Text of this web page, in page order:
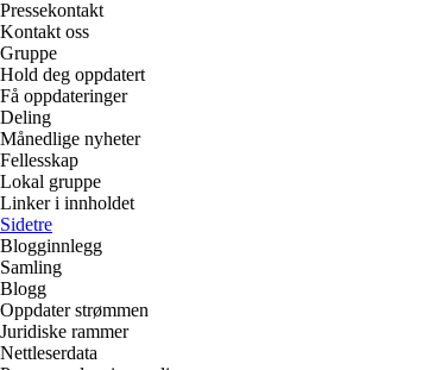
Pressekontakt
Kontakt oss
Gruppe
Hold deg oppdatert
Få oppdateringer
Deling
Månedlige nyheter
Fellesskap
Lokal gruppe
Linker i innholdet
Sidetre
Blogginnlegg
Samling
Blogg
Oppdater strømmen
Juridiske rammer
Nettleserdata